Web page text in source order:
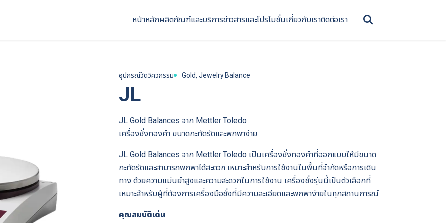
หน้าหลักผลิตภัณฑ์และบริการข่าวสารและโปรโมชั่นเกี่ยวกับเราติดต่อเรา
อุปกรณ์วัดวิศวกรรม Gold, Jewelry Balance
JL
JL Gold Balances จาก Mettler Toledo
เครื่องชั่งทองคำ ขนาดกะทัดรัดและพกพาง่าย
JL Gold Balances จาก Mettler Toledo เป็นเครื่องชั่งทองคำที่ออกแบบให้มีขนาด
กะทัดรัดและสามารถพกพาได้สะดวก เหมาะสำหรับการใช้งานในพื้นที่จำกัดหรือการเดิน
ทาง ด้วยความแม่นยำสูงและความสะดวกในการใช้งาน เครื่องชั่งรุ่นนี้เป็นตัวเลือกที่
เหมาะสำหรับผู้ที่ต้องการเครื่องมือชั่งที่มีความละเอียดและพกพาง่ายในทุกสถานการณ์
คุณสมบัติเด่น